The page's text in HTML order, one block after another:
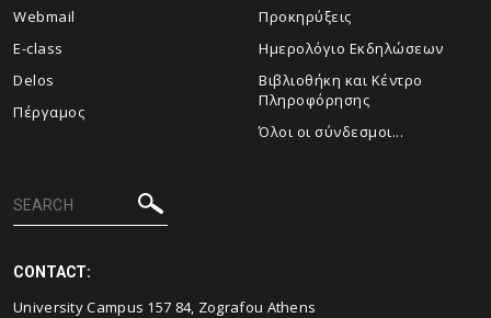
Webmail
E-class
Delos
Πέργαμος
Προκηρύξεις
Ημερολόγιο Εκδηλώσεων
Βιβλιοθήκη και Κέντρο
Πληροφόρησης
Όλοι οι σύνδεσμοι...
CONTACT:
University Campus 157 84, Zografou Athens